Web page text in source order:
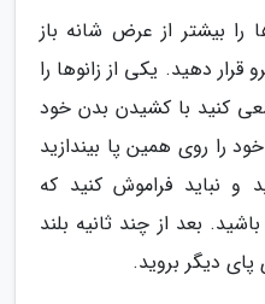
را بیشتر از عرض شانه باز
دهید. یکی از زانوها را
و سعی کنید با کشیدن بدن خود
را روی همین پا بیندازید
و نباید فراموش کنید که
بعد از چند ثانیه بلند
دیگر بروید.